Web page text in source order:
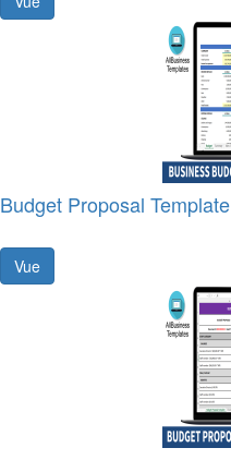
Budget Proposal Template
Vue